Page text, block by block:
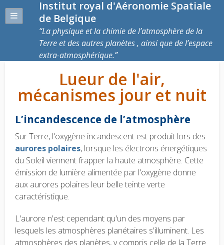
Institut royal d'Aéronomie Spatiale
de Belgique
La physique et la chimie de l’atmosphère de la
Terre et des autres planètes , ainsi que de l’espace
extra-atmosphérique.
Lueur de l'air,
mécanismes jour et nuit
L’incandescence de l’atmosphère
Sur Terre, l'oxygène incandescent est produit lors des
aurores polaires, lorsque les électrons énergétiques
du Soleil viennent frapper la haute atmosphère. Cette
émission de lumière alimentée par l'oxygène donne
aux aurores polaires leur belle teinte verte
caractéristique.
L'aurore n'est cependant qu'un des moyens par
lesquels les atmosphères planétaires s'illuminent. Les
atmosphères des planètes, y compris celle de la Terre